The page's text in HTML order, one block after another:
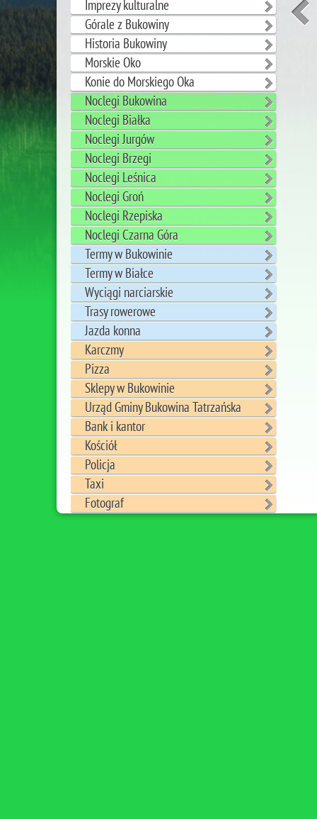
Imprezy kulturalne
Górale z Bukowiny
Historia Bukowiny
Morskie Oko
Konie do Morskiego Oka
Noclegi Bukowina
Noclegi Białka
Noclegi Jurgów
Noclegi Brzegi
Noclegi Leśnica
Noclegi Groń
Noclegi Rzepiska
Noclegi Czarna Góra
Termy w Bukowinie
Termy w Białce
Wyciągi narciarskie
Trasy rowerowe
Jazda konna
Karczmy
Pizza
Sklepy w Bukowinie
Urząd Gminy Bukowina Tatrzańska
Bank i kantor
Kościół
Policja
Taxi
Fotograf